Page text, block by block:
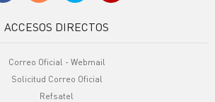
ACCESOS DIRECTOS
Correo Oficial - Webmail
Solicitud Correo Oficial
Refsatel